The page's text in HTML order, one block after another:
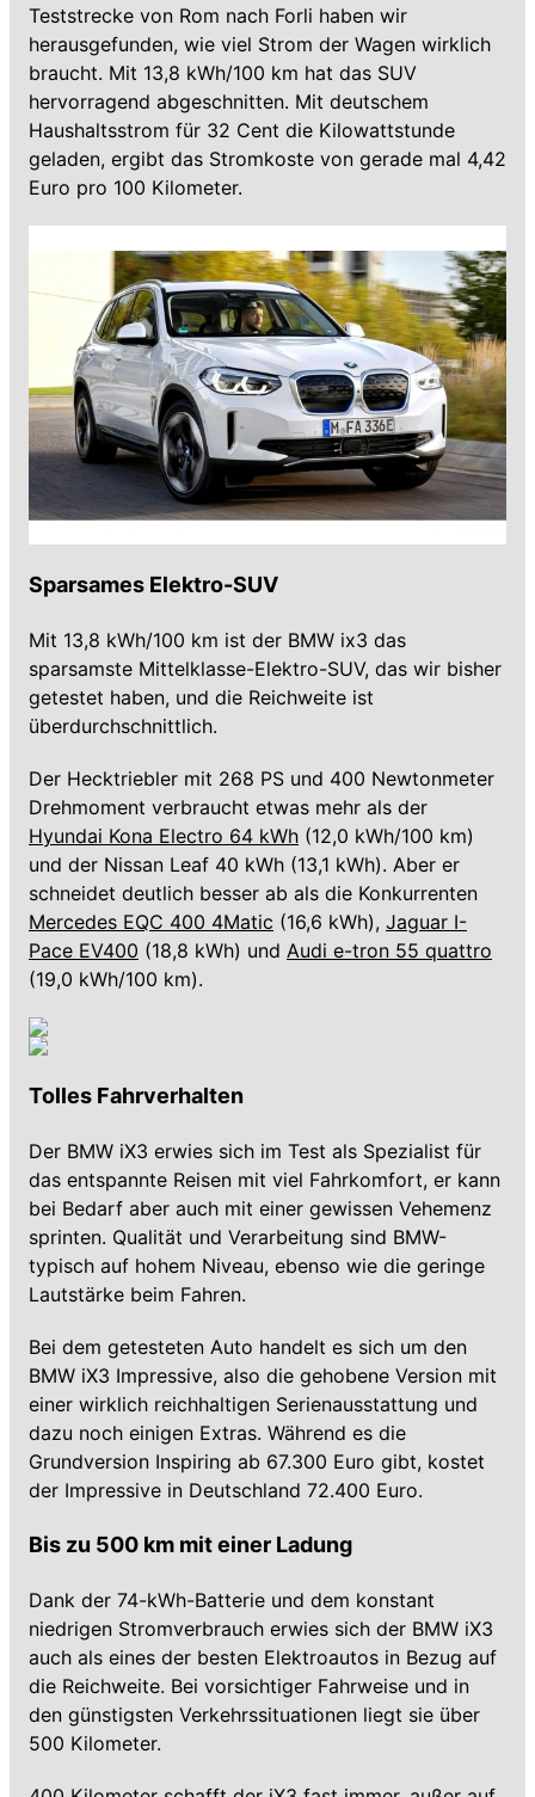
Teststrecke von Rom nach Forli haben wir
herausgefunden, wie viel Strom der Wagen wirklich
braucht. Mit 13,8 kWh/100 km hat das SUV
hervorragend abgeschnitten. Mit deutschem
Haushaltsstrom für 32 Cent die Kilowattstunde
geladen, ergibt das Stromkoste von gerade mal 4,42
Euro pro 100 Kilometer.
Sparsames Elektro-SUV
Mit 13,8 kWh/100 km ist der BMW ix3 das
sparsamste Mittelklasse-Elektro-SUV, das wir bisher
getestet haben, und die Reichweite ist
überdurchschnittlich.
Der Hecktriebler mit 268 PS und 400 Newtonmeter
Drehmoment verbraucht etwas mehr als der
Hyundai Kona Electro 64 kWh (12,0 kWh/100 km)
und der Nissan Leaf 40 kWh (13,1 kWh). Aber er
schneidet deutlich besser ab als die Konkurrenten
Mercedes EQC 400 4Matic (16,6 kWh), Jaguar I-
Pace EV400 (18,8 kWh) und Audi e-tron 55 quattro
(19,0 kWh/100 km).
Tolles Fahrverhalten
Der BMW iX3 erwies sich im Test als Spezialist für
das entspannte Reisen mit viel Fahrkomfort, er kann
bei Bedarf aber auch mit einer gewissen Vehemenz
sprinten. Qualität und Verarbeitung sind BMW-
typisch auf hohem Niveau, ebenso wie die geringe
Lautstärke beim Fahren.
Bei dem getesteten Auto handelt es sich um den
BMW iX3 Impressive, also die gehobene Version mit
einer wirklich reichhaltigen Serienausstattung und
dazu noch einigen Extras. Während es die
Grundversion Inspiring ab 67.300 Euro gibt, kostet
der Impressive in Deutschland 72.400 Euro.
Bis zu 500 km mit einer Ladung
Dank der 74-kWh-Batterie und dem konstant
niedrigen Stromverbrauch erwies sich der BMW iX3
auch als eines der besten Elektroautos in Bezug auf
die Reichweite. Bei vorsichtiger Fahrweise und in
den günstigsten Verkehrssituationen liegt sie über
500 Kilometer.